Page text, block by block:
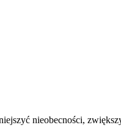
nieobecności,